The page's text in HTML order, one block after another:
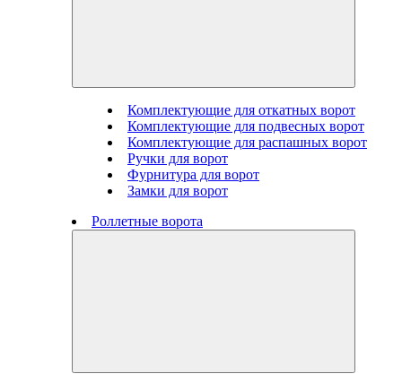
Комплектующие для откатных ворот
Комплектующие для подвесных ворот
Комплектующие для распашных ворот
Ручки для ворот
Фурнитура для ворот
Замки для ворот
Роллетные ворота